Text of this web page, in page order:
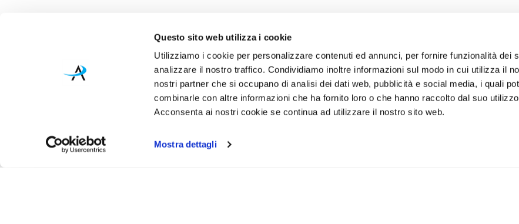
Questo sito web utilizza i cookie
Utilizziamo i cookie per personalizzare contenuti ed annunci, per fornire funzionalità dei
analizzare il nostro traffico. Condividiamo inoltre informazioni sul modo in cui utilizza il
nostri partner che si occupano di analisi dei dati web, pubblicità e social media, i quali
combinarle con altre informazioni che ha fornito loro o che hanno raccolto dal suo
Acconsenta ai nostri cookie se continua ad utilizzare il nostro sito web.
Mostra dettagli